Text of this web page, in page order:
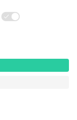
Switzerland